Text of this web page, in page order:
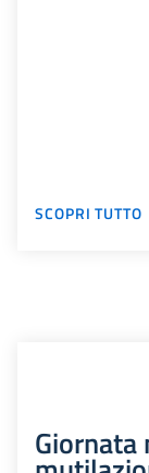
SCOPRI TUTTO